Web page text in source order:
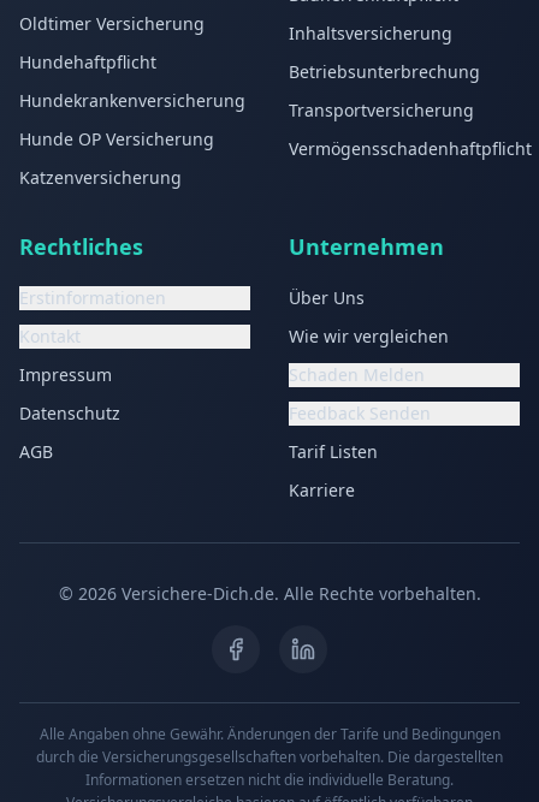
Oldtimer Versicherung
Hundehaftpflicht
Hundekrankenversicherung
Hunde OP Versicherung
Katzenversicherung
Inhaltsversicherung
Betriebsunterbrechung
Transportversicherung
Vermögensschadenhaftpflicht
Rechtliches
Erstinformationen
Kontakt
Impressum
Datenschutz
AGB
Unternehmen
Über Uns
Wie wir vergleichen
Schaden Melden
Feedback Senden
Tarif Listen
Karriere
© 2026Versichere-Dich.de. Alle Rechte vorbehalten.
Alle Angaben ohne Gewähr. Änderungen der Tarife und Bedingungen
durch die Versicherungsgesellschaften vorbehalten. Die dargestellten
Informationen ersetzen nicht die individuelle Beratung.